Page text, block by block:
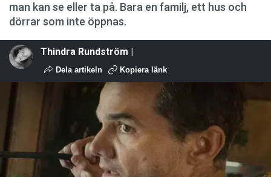
man kan se eller ta på. Bara en familj, ett hus och
dörrar som inte öppnas.
Thindra Rundström |
Dela artikeln Kopiera länk